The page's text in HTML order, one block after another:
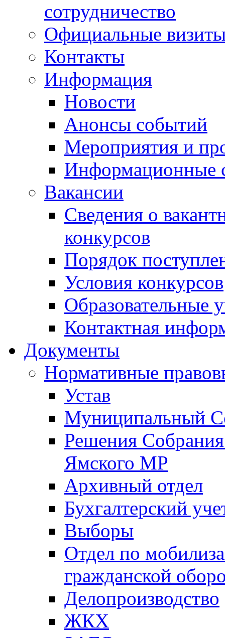
сотрудничество
Официальные
Контакты
Информация
Новости
Анонсы событий
Мероприятия и
Информационные
Вакансии
Сведения о
конкурсов
Порядок
Условия конкурсов
Образовательные
Контактная
Документы
Нормативные
Устав
Муниципальный
Решения
Ямского МР
Архивный отдел
Бухгалтерский
Выборы
Отдел по
гражданской
Делопроизводство
ЖКХ